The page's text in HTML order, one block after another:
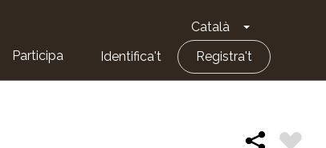
Català Toggle
Participa Identifica't Registra't